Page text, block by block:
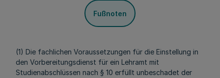
Fußnoten
(1) Die fachlichen Voraussetzungen für die Einstellung in
den Vorbereitungsdienst für ein Lehramt mit
Studienabschlüssen nach § 10 erfüllt unbeschadet der